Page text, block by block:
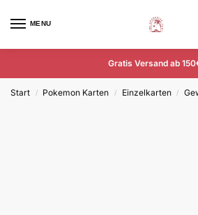
MENU
Gratis Versand ab
Start / Pokemon Karten / Einzelkarten /